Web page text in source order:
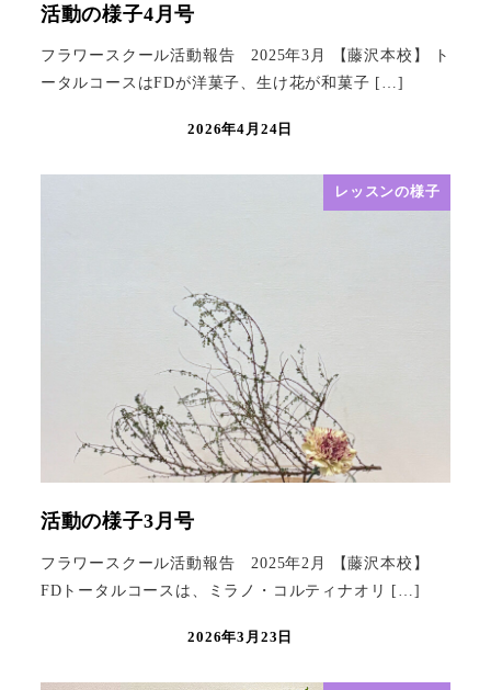
活動の様子4月号
フラワースクール活動報告 2025年3月 【藤沢本校】 ト
ータルコースはFDが洋菓子、生け花が和菓子 […]
2026年4月24日
レッスンの様子
活動の様子3月号
フラワースクール活動報告 2025年2月 【藤沢本校】
FDトータルコースは、ミラノ・コルティナオリ […]
2026年3月23日